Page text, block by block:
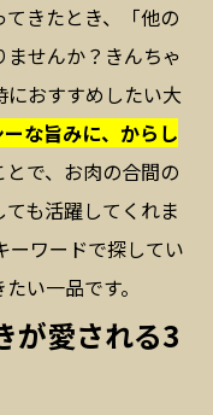
きたとき、「他の
せんか？きんちゃ
おすすめしたい大
な旨みに、からし
とで、お肉の合間の
も活躍してくれま
ーワードで探してい
い一品です。
が愛される3